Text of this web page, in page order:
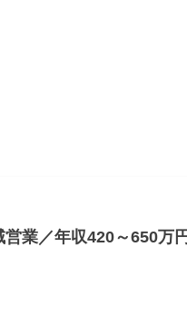
業／年収420～650万